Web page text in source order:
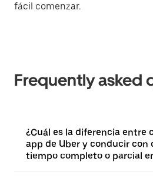
fácil comenzar.
Frequently asked
¿Cuál es la diferencia entre
app de Uber y conducir con
tiempo completo o parcial